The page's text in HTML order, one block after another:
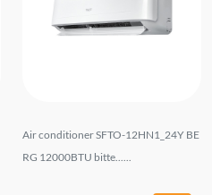
Air conditioner SFTO-12HN1_24Y BE
RG 12000BTU bitte......